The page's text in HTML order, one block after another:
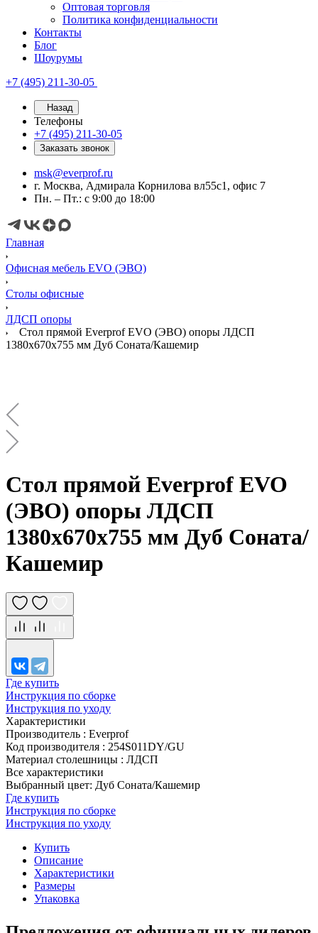
Оптовая торговля
Политика конфиденциальности
Контакты
Блог
Шоурумы
+7 (495) 211-30-05
Назад
Телефоны
+7 (495) 211-30-05
Заказать звонок
msk@everprof.ru
г. Москва, Адмирала Корнилова вл55с1, офис 7
Пн. – Пт.: с 9:00 до 18:00
Главная
Офисная мебель EVO (ЭВО)
Cтолы офисные
ЛДСП опоры
Стол прямой Everprof EVO (ЭВО) опоры ЛДСП
1380х670х755 мм Дуб Соната/Кашемир
Стол прямой Everprof EVO
(ЭВО) опоры ЛДСП
1380х670х755 мм Дуб Соната/
Кашемир
Где купить
Инструкция по сборке
Инструкция по уходу
Характеристики
Производитель : Everprof
Код производителя : 254S011DY/GU
Материал столешницы : ЛДСП
Все характеристики
Выбранный цвет: Дуб Соната/Кашемир
Где купить
Инструкция по сборке
Инструкция по уходу
Купить
Описание
Характеристики
Размеры
Упаковка